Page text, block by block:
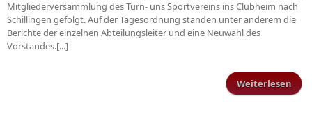
Mitgliederversammlung des Turn- uns Sportvereins ins Clubheim nach
Schillingen gefolgt. Auf der Tagesordnung standen unter anderem die
Berichte der einzelnen Abteilungsleiter und eine Neuwahl des
Vorstandes.[...]
Weiterlesen